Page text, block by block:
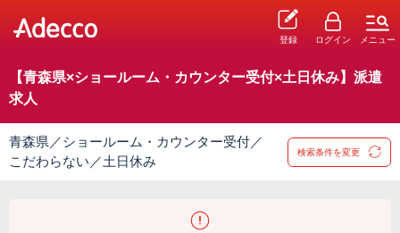
登録 ログイン メニュー
【青森県×ショールーム・カウンター受付×土日休み】派遣
求人
青森県／ショールーム・カウンター受付／
こだわらない／土日休み
検索条件を変更